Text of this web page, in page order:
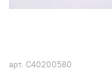
арт. C40200580